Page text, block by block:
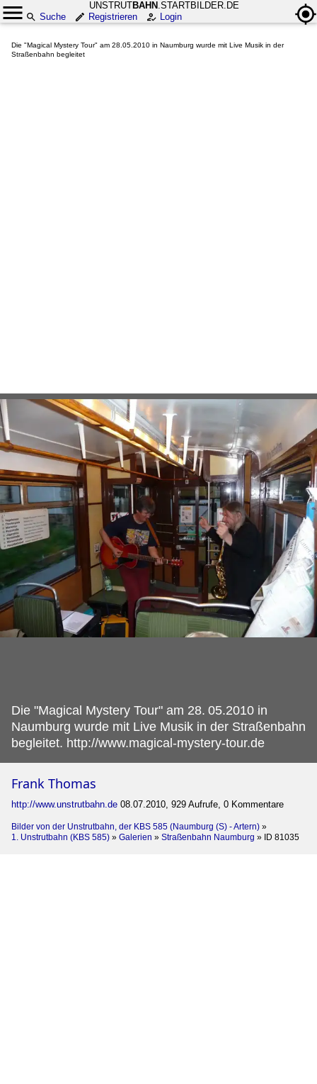
UNSTRUTBAHN .STARTBILDER.DE
Suche
Registrieren Login
Die "Magical Mystery Tour" am 28.05.2010 in Naumburg wurde mit Live Musik in der
Straßenbahn begleitet
Die "Magical Mystery Tour" am 28. 05.2010 in
Naumburg wurde mit Live Musik in der Straßenbahn
begleitet. http://www.magical-mystery-tour.de
Frank Thomas
http://www.unstrutbahn.de 08.07.2010, 929 Aufrufe, 0 Kommentare
Bilder von der Unstrutbahn, der KBS 585 (Naumburg (S) - Artern) »
1. Unstrutbahn (KBS 585) » Galerien » Straßenbahn Naumburg » ID 81035